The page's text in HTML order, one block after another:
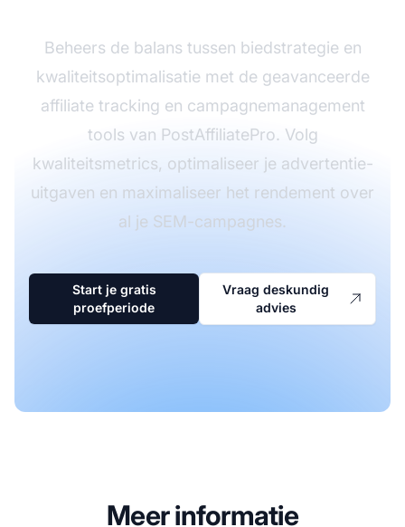
Beheers de balans tussen biedstrategie en
kwaliteitsoptimalisatie met de geavanceerde
affiliate tracking en campagnemanagement
tools van PostAffiliatePro. Volg
kwaliteitsmetrics, optimaliseer je advertentie-
uitgaven en maximaliseer het rendement over
al je SEM-campagnes.
Start je gratis
proefperiode
Vraag deskundig
advies
Meer informatie